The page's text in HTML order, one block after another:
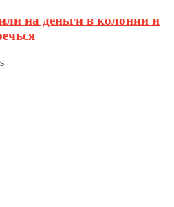
на деньги в колонии и